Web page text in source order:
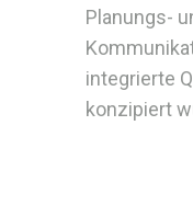
Planungs-
integrierte
konzipiert